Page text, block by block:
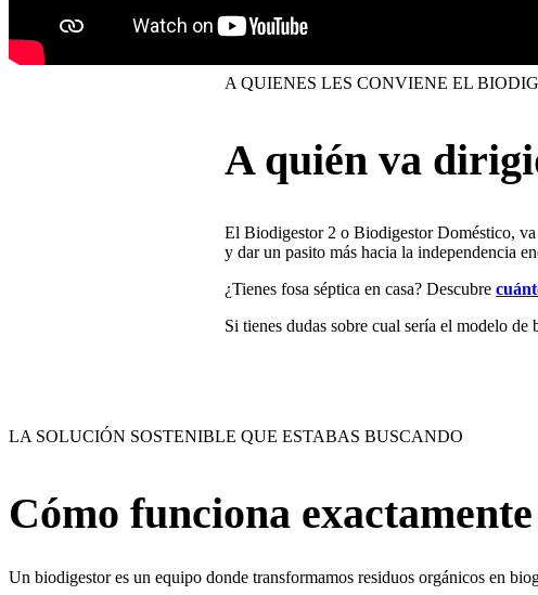
A QUIENES LES CONVIENE EL
A quién va
El Biodigestor 2 o Biodigestor Doméstico, va
y dar un pasito más hacia la independencia
¿Tienes fosa séptica en casa? Descubre
Si tienes dudas sobre cual sería el modelo
LA SOLUCIÓN SOSTENIBLE QUE ESTABAS BUSCANDO
Cómo funciona exactamente
Un biodigestor es un equipo donde transformamos residuos orgánicos en